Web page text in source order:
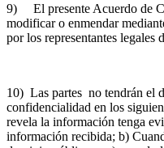
9) El presente Acuerdo de
modificar o enmendar
por los representantes legales
10) Las partes no tendrán el
confidencialidad en los
revela la información tenga
información recibida; b)